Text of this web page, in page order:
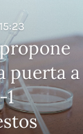
puerta a
1
15:23